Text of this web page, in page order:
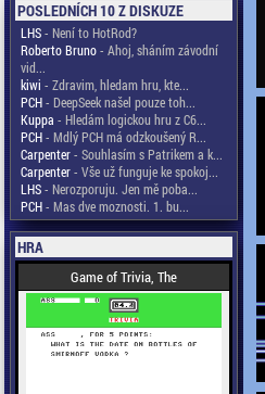
POSLEDNÍCH 10 Z DISKUZE
LHS- Není to HotRod?
Roberto Bruno- Ahoj, sháním závodní
vid...
kiwi - Zdravim, hledam hru, kte...
PCH- DeepSeek našel pouze toh...
Kuppa - Hledám logickou hru z C6...
PCH- Mdlý PCH má odzkoušený R...
Carpenter- Souhlasím s Patrikem a k...
Carpenter- Vše už funguje ke spokoj...
LHS- Nerozporuju. Jen mě poba...
PCH- Mas dve moznosti. 1. bu...
HRA
Game of Trivia, The